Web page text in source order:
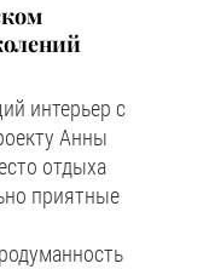
интерьер с
Анны
отдыха
приятные